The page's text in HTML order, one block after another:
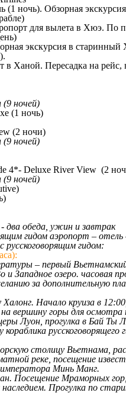
(1 ночь). Обзорная
для вылета в Хюэ. По
экскурсия в
в Ханой. Пересадка на
ночей)
(1 ночь)
(2 ночи)
ночей)
4*- Deluxe River View (2
ночей)
два обеда, ужин и завтрак
гидом аэропорт – отель
русскоговорящим гидом:
– первый
озеро. часовая
за дополнительную
Начало круиза в
вершину горы для
Луон, прогулка в Бай
русскоговорящего
столицу Вьетнама,
реке, посещение
Минь Манг.
Посещение Мраморных
Прогулка по